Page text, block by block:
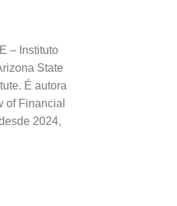
– Instituto
State
É autora
of Financial
2024,